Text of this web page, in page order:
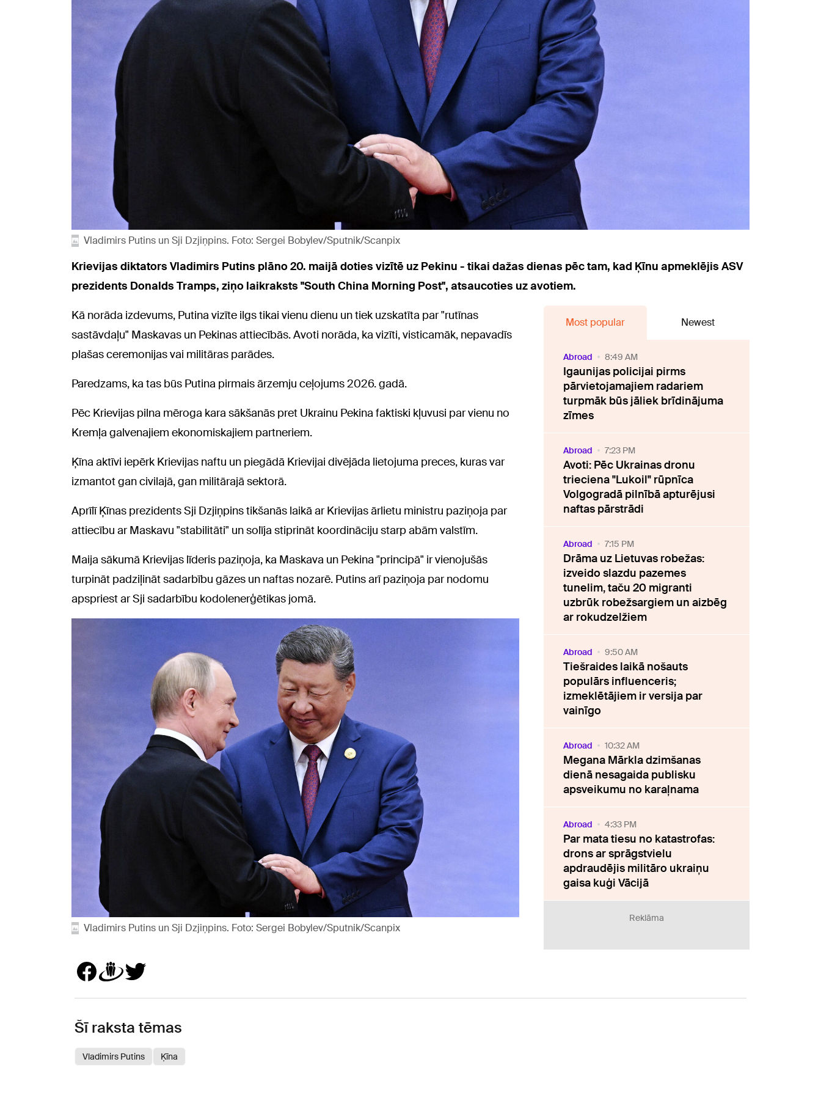
Vladimirs Putins un Sji Dzjiņpins. Foto: Sergei Bobylev/Sputnik/Scanpix
Krievijas diktators Vladimirs Putins plāno 20. maijā doties vizītē uz Pekinu - tikai dažas dienas pēc tam, kad Ķīnu apmeklējis ASV
prezidents Donalds Tramps, ziņo laikraksts "South China Morning Post", atsaucoties uz avotiem.
Kā norāda izdevums, Putina vizīte ilgs tikai vienu dienu un tiek uzskatīta par "rutīnas
sastāvdaļu" Maskavas un Pekinas attiecībās. Avoti norāda, ka vizīti, visticamāk, nepavadīs
plašas ceremonijas vai militāras parādes.
Paredzams, ka tas būs Putina pirmais ārzemju ceļojums 2026. gadā.
Pēc Krievijas pilna mēroga kara sākšanās pret Ukrainu Pekina faktiski kļuvusi par vienu no
Kremļa galvenajiem ekonomiskajiem partneriem.
Ķīna aktīvi iepērk Krievijas naftu un piegādā Krievijai divējāda lietojuma preces, kuras var
izmantot gan civilajā, gan militārajā sektorā.
Aprīlī Ķīnas prezidents Sji Dzjiņpins tikšanās laikā ar Krievijas ārlietu ministru paziņoja par
attiecību ar Maskavu "stabilitāti" un solīja stiprināt koordināciju starp abām valstīm.
Maija sākumā Krievijas līderis paziņoja, ka Maskava un Pekina "principā" ir vienojušās
turpināt padziļināt sadarbību gāzes un naftas nozarē. Putins arī paziņoja par nodomu
apspriest ar Sji sadarbību kodolenerģētikas jomā.
Vladimirs Putins un Sji Dzjiņpins. Foto: Sergei Bobylev/Sputnik/Scanpix
Most popular Newest
Abroad 8:49 AM
Igaunijas policijai pirms
pārvietojamajiem radariem
turpmāk būs jāliek brīdinājuma
zīmes
Abroad 7:23 PM
Avoti: Pēc Ukrainas dronu
trieciena "Lukoil" rūpnīca
Volgogradā pilnībā apturējusi
naftas pārstrādi
Abroad 7:15 PM
Drāma uz Lietuvas robežas:
izveido slazdu pazemes
tunelim, taču 20 migranti
uzbrūk robežsargiem un aizbēg
ar rokudzelžiem
Abroad 9:50 AM
Tiešraides laikā nošauts
populārs influenceris;
izmeklētājiem ir versija par
vainīgo
Abroad 10:32 AM
Megana Mārkla dzimšanas
dienā nesagaida publisku
apsveikumu no karaļnama
Abroad 4:33 PM
Par mata tiesu no katastrofas:
drons ar sprāgstvielu
apdraudējis militāro ukraiņu
gaisa kuģi Vācijā
Reklāma
Šī raksta tēmas
Vladimirs Putins Ķīna